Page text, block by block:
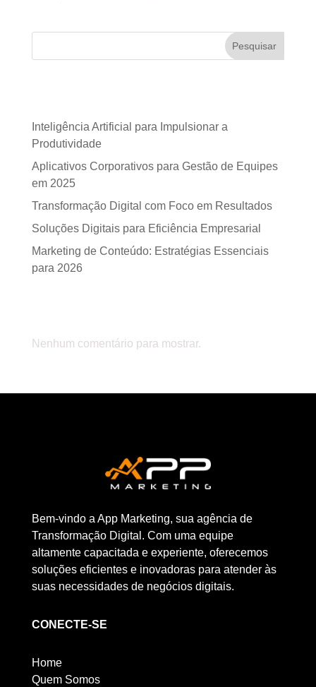
Pesquisar
Inteligência Artificial para Impulsionar a
Produtividade
Aplicativos Corporativos para Gestão de Equipes
em 2025
Transformação Digital com Foco em Resultados
Soluções Digitais para Eficiência Empresarial
Marketing de Conteúdo: Estratégias Essenciais
para 2026
Nenhum comentário para mostrar.
Bem-vindo a App Marketing, sua agência de
Transformação Digital. Com uma equipe
altamente capacitada e experiente, oferecemos
soluções eficientes e inovadoras para atender às
suas necessidades de negócios digitais.
CONECTE-SE
Home
Quem Somos